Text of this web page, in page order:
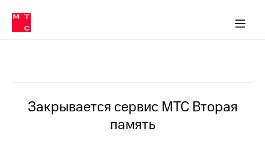
связь
Сервисы и подписки
30% на связь
кабинеты
Мобильная
и
Спутниковое
в МТС
Услуги
Закрывается сервис МТС Вторая
память